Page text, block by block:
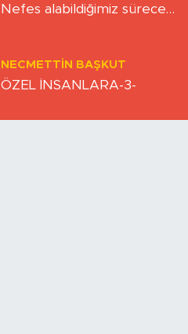
Nefes alabildiğimiz sürece…
NECMETTIN BAŞKUT
ÖZEL İNSANLARA-3-